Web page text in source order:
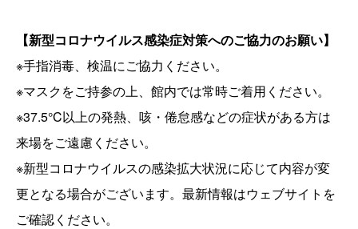
【新型コロナウイルス感染症対策へのご協力のお願い】
※手指消毒、検温にご協力ください。
※マスクをご持参の上、館内では常時ご着用ください。
※37.5°C以上の発熱、咳・倦怠感などの症状がある方は
来場をご遠慮ください。
※新型コロナウイルスの感染拡大状況に応じて内容が変
更となる場合がございます。最新情報はウェブサイトを
ご確認ください。